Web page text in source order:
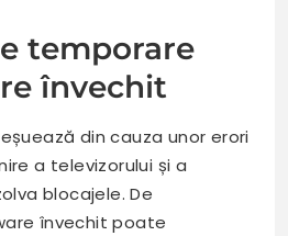
temporare
învechit
din cauza unor erori
a televizorului și a
blocajele. De
învechit poate